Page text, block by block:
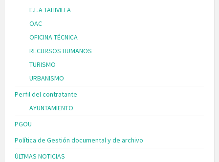
E.L.A TAHIVILLA
OAC
OFICINA TÉCNICA
RECURSOS HUMANOS
TURISMO
URBANISMO
Perfil del contratante
AYUNTAMIENTO
PGOU
Política de Gestión documental y de archivo
ÚLTMAS NOTICIAS